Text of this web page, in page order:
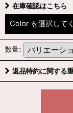
在庫確認はこちら
Color を選択して
数量:
返品特約に関する